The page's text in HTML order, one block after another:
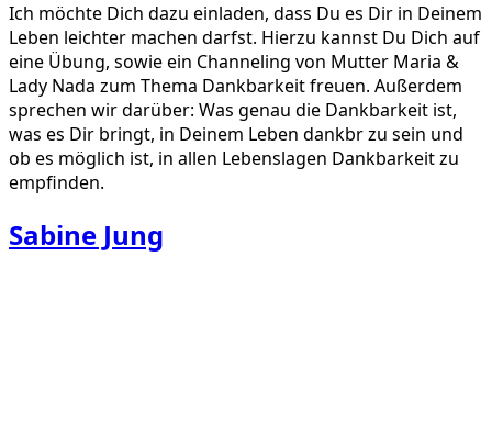
Ich möchte Dich dazu einladen, dass Du es Dir in Deinem
Leben leichter machen darfst. Hierzu kannst Du Dich auf
eine Übung, sowie ein Channeling von Mutter Maria &
Lady Nada zum Thema Dankbarkeit freuen. Außerdem
sprechen wir darüber: Was genau die Dankbarkeit ist,
was es Dir bringt, in Deinem Leben dankbr zu sein und
ob es möglich ist, in allen Lebenslagen Dankbarkeit zu
empfinden.
Sabine Jung